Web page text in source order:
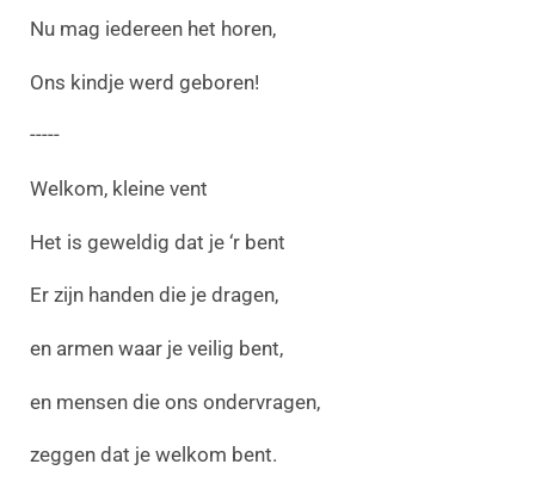
Nu mag iedereen het horen,
Ons kindje werd geboren!
-----
Welkom, kleine vent
Het is geweldig dat je ‘r bent
Er zijn handen die je dragen,
en armen waar je veilig bent,
en mensen die ons ondervragen,
zeggen dat je welkom bent.